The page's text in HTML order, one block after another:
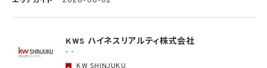
部の者による監査を実施
1）個人データの取扱いに関する留意事項について、従業者に定期的な研修を実施
2）個人データについての秘密保持に関する事項を就業規則に記載
KWS ハイネスリアルティ株式会社
- -
KW SHINJUKU